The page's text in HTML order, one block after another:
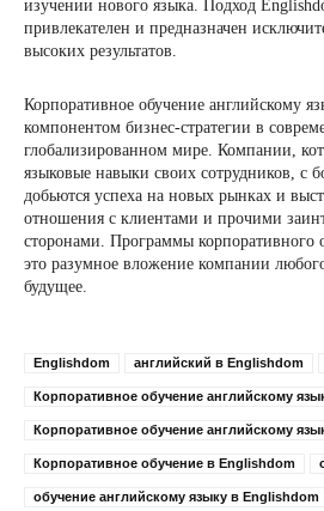
изучении нового языка. Подход
привлекателен и предназначен
высоких результатов.
Корпоративное обучение английскому
компонентом бизнес-стратегии в
глобализированном мире. Компании,
языковые навыки своих сотрудников, с
добьются успеха на новых рынках и
отношения с клиентами и прочими
сторонами. Программы
это разумное вложение компании
будущее.
Englishdom английский в Englishdom
Корпоративное обучение английскому
Корпоративное обучение английскому
Корпоративное обучение в Englishdom
обучение английскому языку в Englishdom